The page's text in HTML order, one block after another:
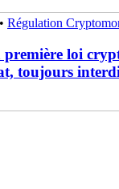
• Régulation
première loi
toujours